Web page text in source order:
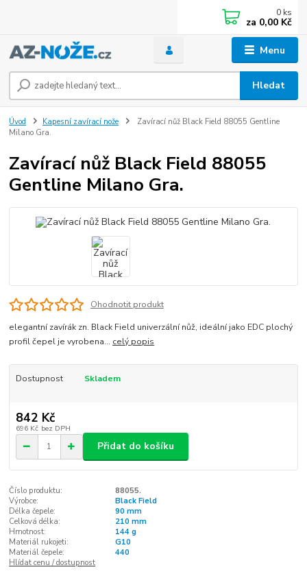
Menu
Hledat
0 ks
za 0,00 Kč
Úvod Kapesní zavírací nože
Zavírací nůž Black Field 88055 Gentline
Milano Gra.
Zavírací nůž Black Field 88055
Gentline Milano Gra.
Ohodnotit produkt
elegantní zavírák zn. Black Field univerzální nůž, ideální jako EDC plochý
profil čepel je vyrobena... celý popis
Dostupnost Skladem
842 Kč
696 Kč bez DPH
Přidat do košíku
Číslo produktu:
88055.
Výrobce:
Black Field
Délka čepele:
90 mm
Celková délka:
210 mm
Hmotnost:
144 g
Materiál rukojeti:
G10
Materiál čepele:
440
Hlídat cenu / dostupnost